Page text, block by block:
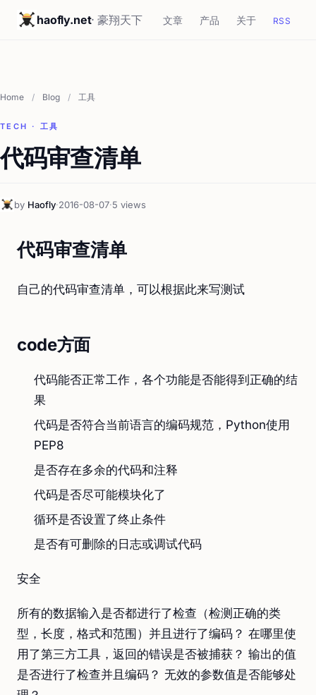
haofly.net· 豪翔天下 文章 产品 关于 RSS
Home / Blog / 工具
TECH · 工具
代码审查清单
by Haofly·2016-08-07·5 views
代码审查清单
自己的代码审查清单，可以根据此来写测试
code方面
代码能否正常工作，各个功能是否能得到正确的结
果
代码是否符合当前语言的编码规范，Python使用
PEP8
是否存在多余的代码和注释
代码是否尽可能模块化了
循环是否设置了终止条件
是否有可删除的日志或调试代码
安全
所有的数据输入是否都进行了检查（检测正确的类
型，长度，格式和范围）并且进行了编码？ 在哪里使
用了第三方工具，返回的错误是否被捕获？ 输出的值
是否进行了检查并且编码？ 无效的参数值是否能够处